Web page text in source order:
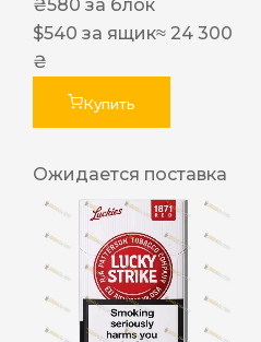
₴580 за блок
$540 за ящик≈ 24 300
₴
Купить
Ожидается поставка